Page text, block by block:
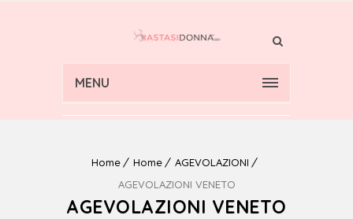
MENU
Home Home
AGEVOLAZIONI
AGEVOLAZIONI VENETO
AGEVOLAZIONI VENETO